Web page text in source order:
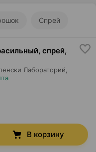
Спрей
спрей,
Лабораторий
В корзину